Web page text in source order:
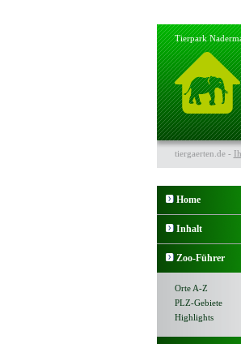
Tierpark
tiergaerten.de -
Home
Inhalt
Zoo-Führer
Orte A-Z
PLZ-Gebiete
Highlights